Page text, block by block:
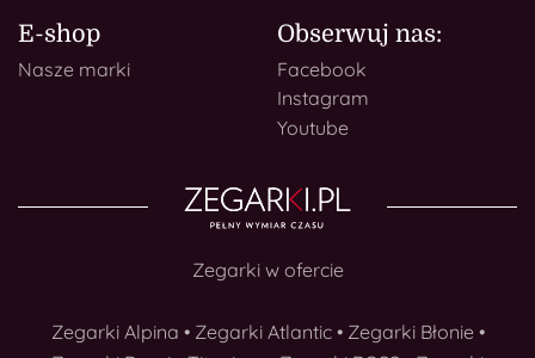
E-shop
Nasze marki
Obserwuj nas:
Facebook
Instagram
Youtube
Zegarki w ofercie
Zegarki Alpina • Zegarki Atlantic• Zegarki Błonie•